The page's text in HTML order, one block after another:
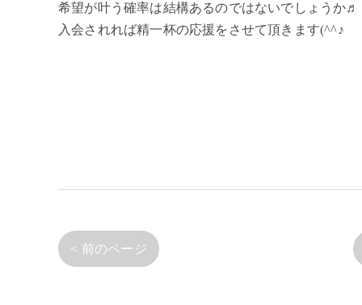
希望が叶う確率は結構あるのではないでしょうか♬
入会されれば精一杯の応援をさせて頂きます(^^♪
< 前のページ